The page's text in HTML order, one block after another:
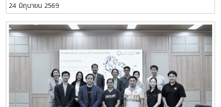
โรงแรมวินทรี ซิตี้ รีสอร์ท โดยมีผู้บริหารและบุคลากรผู้ปฏิบัติงาน
ด้านการเงินและงบประมาณจากหน่วยงานต่าง ๆ ภายใน
มหาวิทยาลัยเข้าร่วมการอบรมอย่างพร้อมเพรียงในการนี้ ได้รับ
เกียรติจาก รองศาสตราจารย์จักรพงษ์ พิมพ์พิมล รองอธิการบดี
เป็นประธานในพิธีกล่าวเปิดโครงการ พร้อมมอบนโยบายและ
แนวทางการดำเนินงานด้านการเงินและงบประมาณ เพื่อส่งเสริม
ให้หน่วยงานมีความรู้ความเข้าใจในการจัดทำรายงานทางการเงิน
และการบริหารจัดการข้อมูลต้นทุนที่ถูกต้อง สามารถนำไปใช้
ประโยชน์ในการวางแผนและตัดสินใจเชิงบริหารได้อย่างมี
24 มิถุนายน 2569